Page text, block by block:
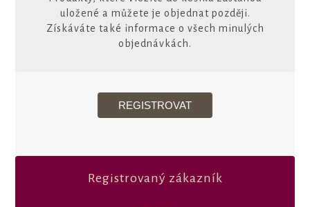
uložené a můžete je objednat později.
Získáváte také informace o všech minulých
objednávkách.
Registrovaný zákazník